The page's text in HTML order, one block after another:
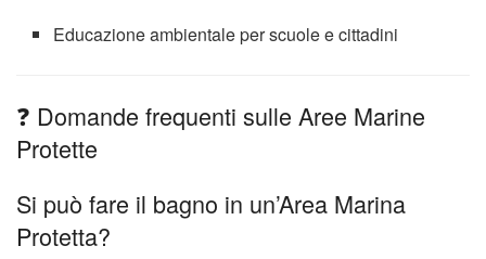
Educazione ambientale per scuole e cittadini
❓ Domande frequenti sulle Aree Marine
Protette
Si può fare il bagno in un’Area Marina
Protetta?